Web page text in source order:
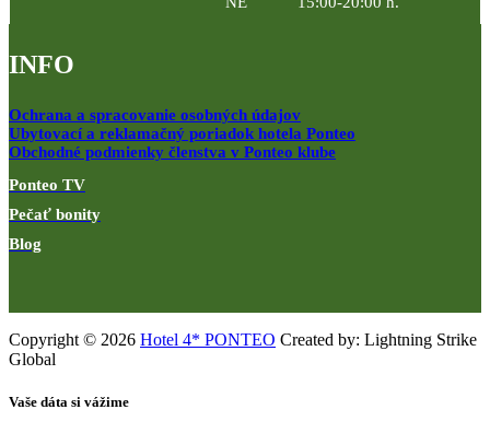
INFO
Ochrana a spracovanie osobných údajov
Ubytovací a reklamačný poriadok hotela Ponteo
Obchodné podmienky členstva v Ponteo klube
Ponteo TV
Pečať bonity
Blog
Copyright © 2026 Hotel 4* PONTEO Created by: Lightning Strike
Global
Vaše dáta si vážime